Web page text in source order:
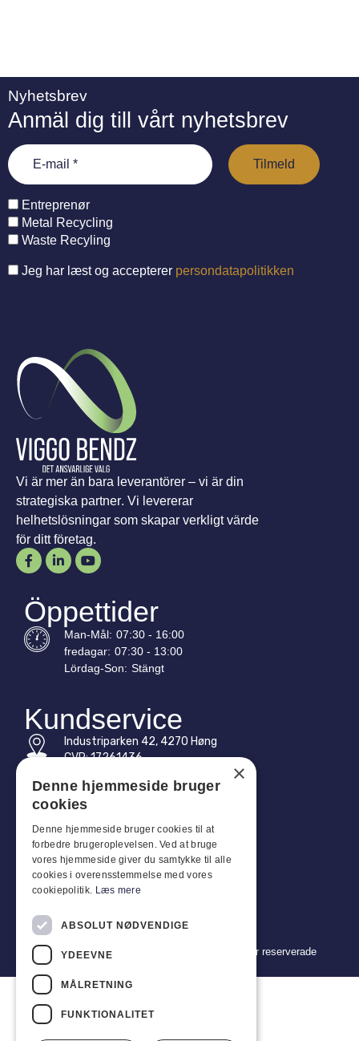
Nyhetsbrev
Anmäl dig till vårt nyhetsbrev
Entreprenør
Metal Recycling
Waste Recyling
Jeg har læst og accepterer persondatapolitikken
Vi är mer än bara leverantörer – vi är din
strategiska partner. Vi levererar
helhetslösningar som skapar verkligt värde
för ditt företag.
Öppettider
Man-Mål: 07:30 - 16:00
fredagar: 07:30 - 13:00
Lördag-Son: Stängt
Kundservice
Industriparken 42, 4270 Høng
CVR: 17261436
Tel: +45 4396 4122
Snabblänkar
Integritetspolicy
Försäljnings- och leveransvillkor
Copyright 2024 © Viggo Bendz. Alla rättigheter reserverade
×
Denne hjemmeside bruger
cookies
Denne hjemmeside bruger cookies til at
forbedre brugeroplevelsen. Ved at bruge
vores hjemmeside giver du samtykke til alle
cookies i overensstemmelse med vores
cookiepolitik. Læs mere
ABSOLUT NØDVENDIGE
YDEEVNE
MÅLRETNING
FUNKTIONALITET